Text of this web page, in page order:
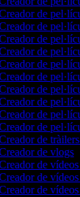
de
de
de
de
de
de
de
de
de
de
de tràilers
de vlogs
de
de
de vídeos